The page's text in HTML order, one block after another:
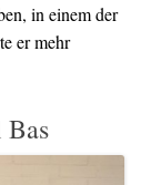
in einem der
er mehr